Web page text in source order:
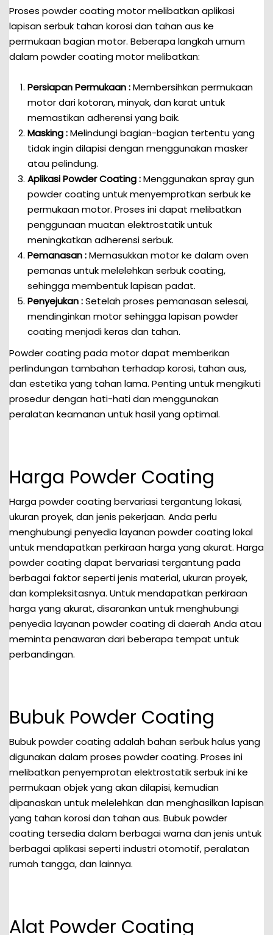
Proses powder coating motor melibatkan aplikasi
lapisan serbuk tahan korosi dan tahan aus ke
permukaan bagian motor. Beberapa langkah umum
dalam powder coating motor melibatkan:
Persiapan Permukaan :Membersihkan permukaan
motor dari kotoran, minyak, dan karat untuk
memastikan adherensi yang baik.
Masking :Melindungi bagian-bagian tertentu yang
tidak ingin dilapisi dengan menggunakan masker
atau pelindung.
Aplikasi Powder Coating :Menggunakan spray gun
powder coating untuk menyemprotkan serbuk ke
permukaan motor. Proses ini dapat melibatkan
penggunaan muatan elektrostatik untuk
meningkatkan adherensi serbuk.
Pemanasan :Memasukkan motor ke dalam oven
pemanas untuk melelehkan serbuk coating,
sehingga membentuk lapisan padat.
Penyejukan :Setelah proses pemanasan selesai,
mendinginkan motor sehingga lapisan powder
coating menjadi keras dan tahan.
Powder coating pada motor dapat memberikan
perlindungan tambahan terhadap korosi, tahan aus,
dan estetika yang tahan lama. Penting untuk mengikuti
prosedur dengan hati-hati dan menggunakan
peralatan keamanan untuk hasil yang optimal.
Harga Powder Coating
Harga powder coating bervariasi tergantung lokasi,
ukuran proyek, dan jenis pekerjaan. Anda perlu
menghubungi penyedia layanan powder coating lokal
untuk mendapatkan perkiraan harga yang akurat. Harga
powder coating dapat bervariasi tergantung pada
berbagai faktor seperti jenis material, ukuran proyek,
dan kompleksitasnya. Untuk mendapatkan perkiraan
harga yang akurat, disarankan untuk menghubungi
penyedia layanan powder coating di daerah Anda atau
meminta penawaran dari beberapa tempat untuk
perbandingan.
Bubuk Powder Coating
Bubuk powder coating adalah bahan serbuk halus yang
digunakan dalam proses powder coating. Proses ini
melibatkan penyemprotan elektrostatik serbuk ini ke
permukaan objek yang akan dilapisi, kemudian
dipanaskan untuk melelehkan dan menghasilkan lapisan
yang tahan korosi dan tahan aus. Bubuk powder
coating tersedia dalam berbagai warna dan jenis untuk
berbagai aplikasi seperti industri otomotif, peralatan
rumah tangga, dan lainnya.
Alat Powder Coating